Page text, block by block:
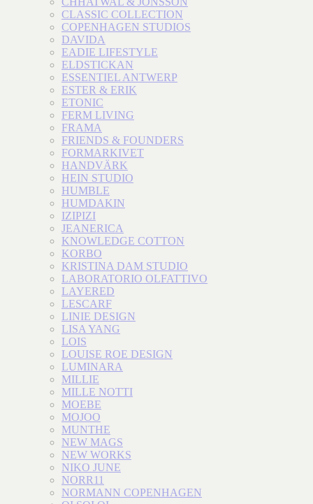
CLASSIC COLLECTION
COPENHAGEN STUDIOS
DAVIDA
EADIE LIFESTYLE
ELDSTICKAN
ESSENTIEL ANTWERP
ESTER & ERIK
ETONIC
FERM LIVING
FRAMA
FRIENDS & FOUNDERS
FORMARKIVET
HANDVÄRK
HEIN STUDIO
HUMBLE
HUMDAKIN
IZIPIZI
JEANERICA
KNOWLEDGE COTTON
KORBO
KRISTINA DAM STUDIO
LABORATORIO OLFATTIVO
LAYERED
LESCARF
LINIE DESIGN
LISA YANG
LOIS
LOUISE ROE DESIGN
LUMINARA
MILLIE
MILLE NOTTI
MOEBE
MOJOO
MUNTHE
NEW MAGS
NEW WORKS
NIKO JUNE
NORR11
NORMANN COPENHAGEN